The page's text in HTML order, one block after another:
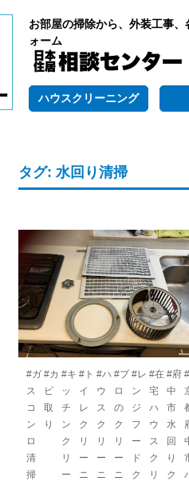
お部屋の掃除から、外装工事、
ォーム
ハウスクリーニング
タグ: 水回り清掃
#ガ
ス
コ
ン
ロ
清
掃
#カ
ビ
取
り
#キ
ッ
チ
ン
ク
リ
ー
#ト
イ
レ
ク
リ
ー
ニ
#ハ
ウ
ス
ク
リ
ー
ニ
#プ
ロ
の
ク
リ
ー
ニ
#レ
ン
ジ
フ
ー
ド
ク
#在
宅
ハ
ウ
ス
ク
リ
#府
中
市
水
回
り
ク